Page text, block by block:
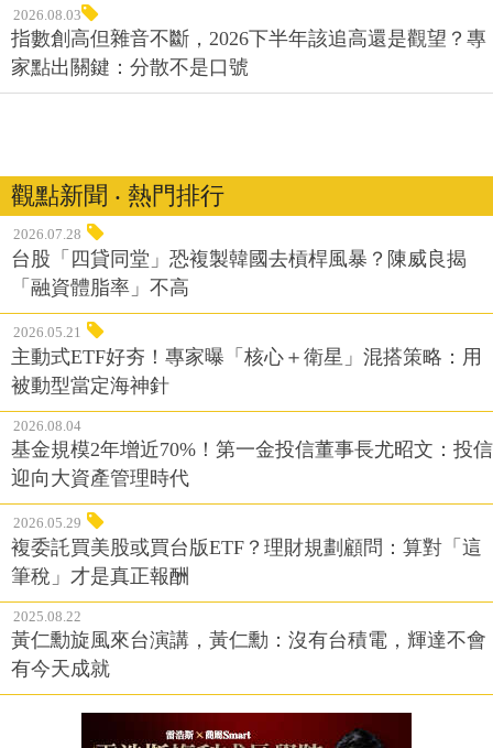
2026.08.03
指數創高但雜音不斷，2026下半年該追高還是觀望？專
家點出關鍵：分散不是口號
觀點新聞 ‧ 熱門排行
2026.07.28
台股「四貸同堂」恐複製韓國去槓桿風暴？陳威良揭
「融資體脂率」不高
2026.05.21
主動式ETF好夯！專家曝「核心＋衛星」混搭策略：用
被動型當定海神針
2026.08.04
基金規模2年增近70%！第一金投信董事長尤昭文：投信
迎向大資產管理時代
2026.05.29
複委託買美股或買台版ETF？理財規劃顧問：算對「這
筆稅」才是真正報酬
2025.08.22
黃仁勳旋風來台演講，黃仁勳：沒有台積電，輝達不會
有今天成就